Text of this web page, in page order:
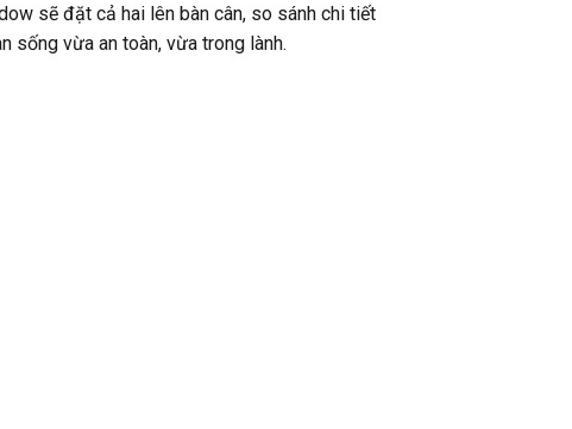
sẽ đặt cả hai lên bàn cân, so sánh chi tiết
sống vừa an toàn, vừa trong lành.